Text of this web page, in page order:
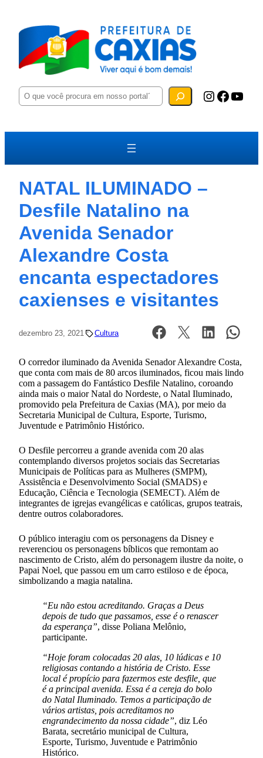
P
e
u
a
Instagram Facebook YouTube
NATAL ILUMINADO –
Desfile Natalino na
Avenida Senador
Alexandre Costa
encanta espectadores
caxienses e visitantes
dezembro 23, 2021 Cultura
O corredor iluminado da Avenida Senador Alexandre Costa,
que conta com mais de 80 arcos iluminados, ficou mais lindo
com a passagem do Fantástico Desfile Natalino, coroando
ainda mais o maior Natal do Nordeste, o Natal Iluminado,
promovido pela Prefeitura de Caxias (MA), por meio da
Secretaria Municipal de Cultura, Esporte, Turismo,
Juventude e Patrimônio Histórico.
O Desfile percorreu a grande avenida com 20 alas
contemplando diversos projetos sociais das Secretarias
Municipais de Políticas para as Mulheres (SMPM),
Assistência e Desenvolvimento Social (SMADS) e
Educação, Ciência e Tecnologia (SEMECT). Além de
integrantes de igrejas evangélicas e católicas, grupos teatrais,
dentre outros colaboradores.
O público interagiu com os personagens da Disney e
reverenciou os personagens bíblicos que remontam ao
nascimento de Cristo, além do personagem ilustre da noite, o
Papai Noel, que passou em um carro estiloso e de época,
simbolizando a magia natalina.
“Eu não estou acreditando. Graças a Deus
depois de tudo que passamos, esse é o renascer
da esperança”, disse Poliana Melônio,
participante.
“Hoje foram colocadas 20 alas, 10 lúdicas e 10
religiosas contando a história de Cristo. Esse
local é propício para fazermos este desfile, que
é a principal avenida. Essa é a cereja do bolo
do Natal Iluminado. Temos a participação de
vários artistas, pois acreditamos no
engrandecimento da nossa cidade”, diz Léo
Barata, secretário municipal de Cultura,
Esporte, Turismo, Juventude e Patrimônio
Histórico.